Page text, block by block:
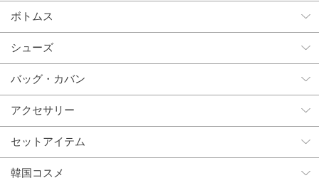
ボトムス
シューズ
バッグ・カバン
アクセサリー
セットアイテム
韓国コスメ